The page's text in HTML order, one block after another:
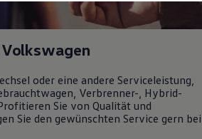
und Checks
und Flüssigkeiten
Reifen
und Unfallhilfe
Volkswagen
oder eine andere Serviceleistung,
, Verbrenner-, Hybrid-
Sie von Qualität und
Sie den gewünschten Service gern bei